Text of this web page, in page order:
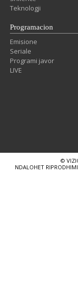
Teknologji
Programacion
Emisione
Seriale
Programi javor
LIVE
©
NDALOHET RIPRODHIMI